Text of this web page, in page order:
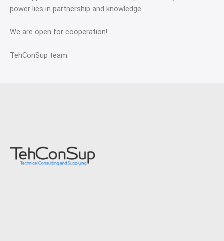
power lies in partnership and knowledge.
We are open for cooperation!
TehConSup team.